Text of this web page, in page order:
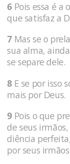
6 Pois essa é a
que sa­tisfaz a
7 Mas se o
sua alma,
se separe dele.
8 E se por isso
mais por Deus.
9 Pois o que
de seus
diência
por seus irmãos.